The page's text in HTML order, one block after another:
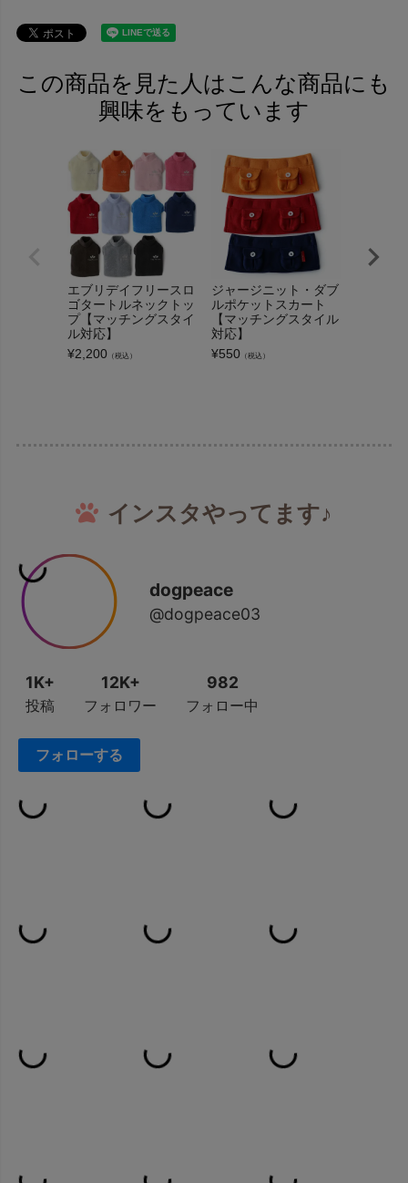
この商品を見た人はこんな商品にも
興味をもっています
エブリデイフリースロ
ゴタートルネックトッ
プ【マッチングスタイ
ル対応】
¥2,200 （税込）
ジャージニット・ダブ
ルポケットスカート
【マッチングスタイル
対応】
¥550 （税込）
りぼん
【マッ
インスタやってます♪